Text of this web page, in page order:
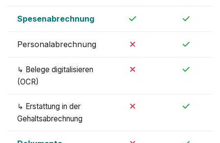
Spesenabrechnung
Personalabrechnung
↳ Belege digitalisieren
(OCR)
↳ Erstattung in der
Gehaltsabrechnung